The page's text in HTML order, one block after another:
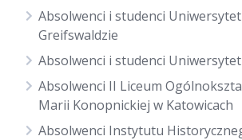
Absolwenci i studenci
Greifswaldzie
Absolwenci i studenci
Absolwenci II Liceum
Marii Konopnickiej w Katowicach
Absolwenci Instytutu